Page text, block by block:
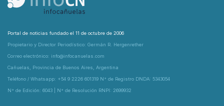
Portal de noticias fundado el 11 de octubre de 2006
Propietario y Director Periodístico: Germán R. Hergenrether
Correo electrónico: info@infocanuelas.com
Cañuelas, Provincia de Buenos Aires, Argentina
Teléfono / Whatsapp: +54 9 2226 601319 N° de Registro DNDA: 5343054
N° de Edición: 6043 | N° de Resolución RNPI: 2699932